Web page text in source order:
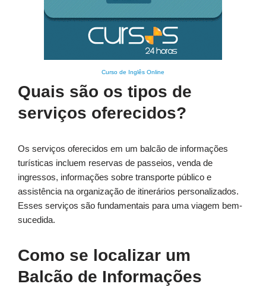
Curso de Inglês Online
Quais são os tipos de
serviços oferecidos?
Os serviços oferecidos em um balcão de informações
turísticas incluem reservas de passeios, venda de
ingressos, informações sobre transporte público e
assistência na organização de itinerários personalizados.
Esses serviços são fundamentais para uma viagem bem-
sucedida.
Como se localizar um
Balcão de Informações